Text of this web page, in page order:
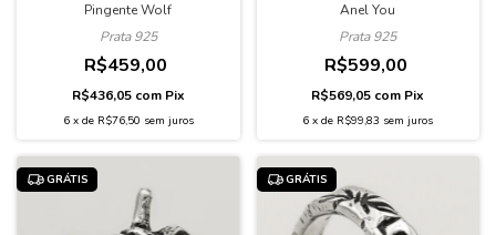
Pingente Wolf
Prata 925
R$459,00
R$436,05 com Pix
6 x de R$76,50 sem juros
Anel You
Prata 925
R$599,00
R$569,05 com Pix
6 xde R$99,83 sem juros
GRÁTIS GRÁTIS